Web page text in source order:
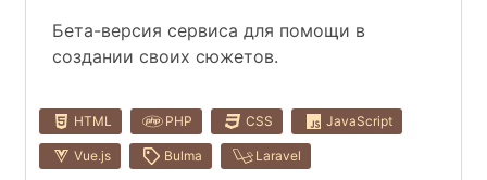
Бета-версия сервиса для помощи в
создании своих сюжетов.
HTML PHP CSS JavaScript
Vue.js Bulma Laravel